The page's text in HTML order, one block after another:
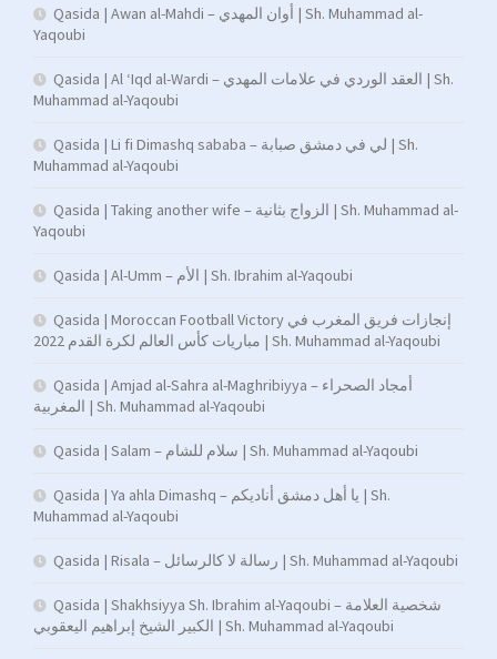
Qasida | Awan al-Mahdi – أوان المهدي | Sh. Muhammad al-
Yaqoubi
Qasida | Al ‘Iqd al-Wardi – العقد الوردي في علامات المهدي | Sh.
Muhammad al-Yaqoubi
Qasida | Li fi Dimashq sababa – لي في دمشق صبابة | Sh.
Muhammad al-Yaqoubi
Qasida | Taking another wife – الزواج بثانية | Sh. Muhammad al-
Yaqoubi
Qasida | Al-Umm – الأم | Sh. Ibrahim al-Yaqoubi
Qasida | Moroccan Football Victory إنجازات فريق المغرب في
مباريات كأس العالم لكرة القدم 2022 | Sh. Muhammad al-Yaqoubi
Qasida | Amjad al-Sahra al-Maghribiyya – أمجاد الصحراء
المغربية | Sh. Muhammad al-Yaqoubi
Qasida | Salam – سلام للشام | Sh. Muhammad al-Yaqoubi
Qasida | Ya ahla Dimashq – يا أهل دمشق أناديكم | Sh.
Muhammad al-Yaqoubi
Qasida | Risala – رسالة لا كالرسائل | Sh. Muhammad al-Yaqoubi
Qasida | Shakhsiyya Sh. Ibrahim al-Yaqoubi – شخصية العلامة
الكبير الشيخ إبراهيم اليعقوبي | Sh. Muhammad al-Yaqoubi